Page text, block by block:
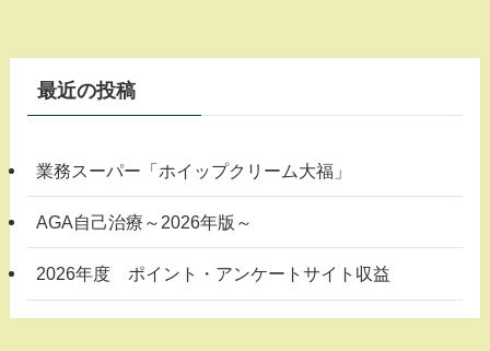
最近の投稿
業務スーパー「ホイップクリーム大福」
AGA自己治療～2026年版～
2026年度 ポイント・アンケートサイト収益